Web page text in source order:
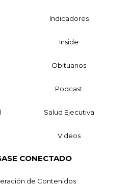
Indicadores
Inside
Obituarios
Podcast
Salud Ejecutiva
Videos
CONECTADO
de Contenidos